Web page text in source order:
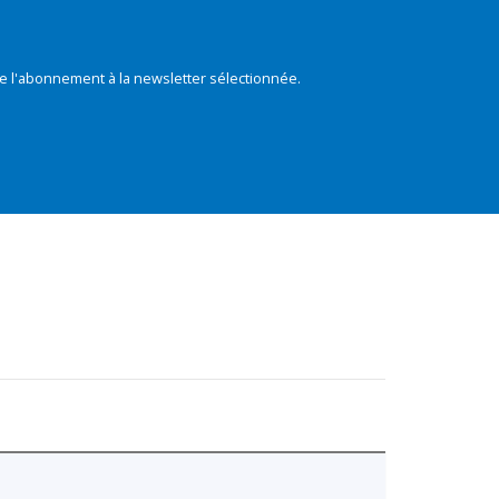
à la newsletter sélectionnée.